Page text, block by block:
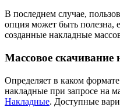
В последнем случае,
опция может быть полезна,
созданные накладные
Массовое скачивание
Определяет в каком формате
накладные при запросе на
Накладные. Доступные